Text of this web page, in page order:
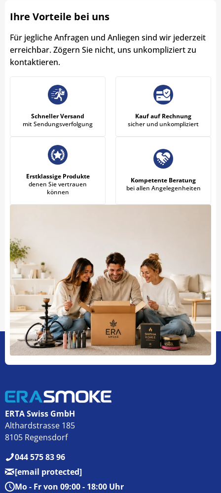
Ihre Vorteile bei uns
Für jegliche Anfragen und Anliegen sind wir jederzeit
erreichbar. Zögern Sie nicht, uns unkompliziert zu
kontaktieren.
Schneller Versand
mit Sendungsverfolgung
Kauf auf Rechnung
sicher und unkompliziert
Erstklassige Produkte
denen Sie vertrauen
können
Kompetente Beratung
bei allen Angelegenheiten
ERTA Swiss GmbH
Althardstrasse 185
8105 Regensdorf
044 575 83 96
[email protected]
Mo - Fr von 09:00 - 18:00 Uhr